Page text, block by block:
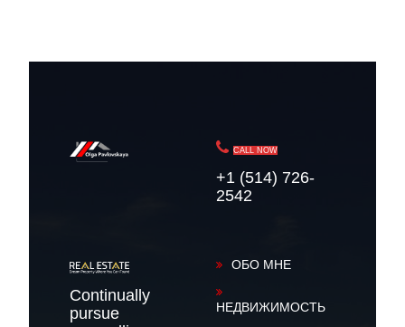
CALL NOW
+1 (514) 726-
2542
Continually
pursue
ОБО МНЕ
НЕДВИЖИМОСТЬ